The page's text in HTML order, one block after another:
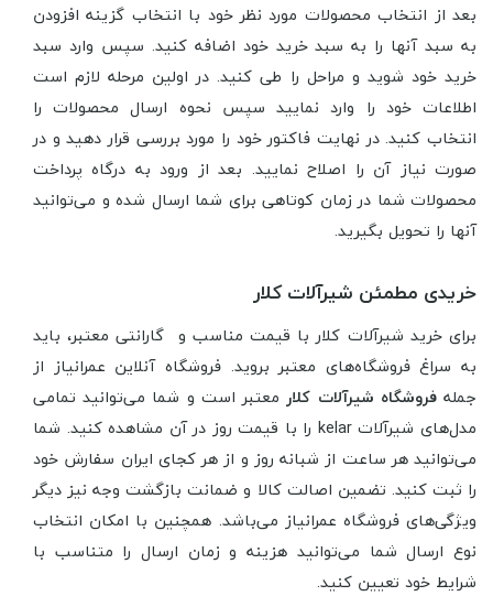
بعد از انتخاب محصولات مورد نظر خود با انتخاب گزینه افزودن
به سبد آنها را به سبد خرید خود اضافه کنید. سپس وارد سبد
خرید خود شوید و مراحل را طی کنید. در اولین مرحله لازم است
اطلاعات خود را وارد نمایید سپس نحوه ارسال محصولات را
انتخاب کنید. در نهایت فاکتور خود را مورد بررسی قرار دهید و در
صورت نیاز آن را اصلاح نمایید. بعد از ورود به درگاه پرداخت
محصولات شما در زمان کوتاهی برای شما ارسال شده و می‌توانید
آنها را تحویل بگیرید.
خریدی مطمئن شیرآلات کلار
برای خرید شیرآلات کلار با قیمت مناسب و گارانتی معتبر، باید
به سراغ فروشگاه‌های معتبر بروید. فروشگاه آنلاین عمرانیاز از
جملهفروشگاه شیرآلات کلارمعتبر است و شما می‌توانید تمامی
مدل‌های شیرآلات kelar را با قیمت روز در آن مشاهده کنید. شما
می‌توانید هر ساعت از شبانه روز و از هر کجای ایران سفارش خود
را ثبت کنید. تضمین اصالت کالا و ضمانت بازگشت وجه نیز دیگر
ویژگی‌های فروشگاه عمرانیاز می‌باشد. همچنین با امکان انتخاب
نوع ارسال شما می‌توانید هزینه و زمان ارسال را متناسب با
شرایط خود تعیین کنید.